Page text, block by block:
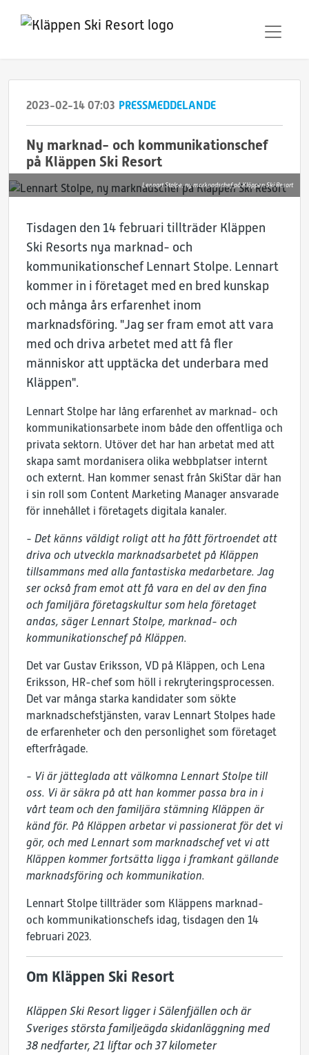
2023-02-14 07:03 PRESSMEDDELANDE
Ny marknad- och kommunikationschef
på Kläppen Ski Resort
Lennart Stolpe, ny marknadschef på Kläppen Ski Resort
Tisdagen den 14 februari tillträder Kläppen
Ski Resorts nya marknad- och
kommunikationschef Lennart Stolpe. Lennart
kommer in i företaget med en bred kunskap
och många års erfarenhet inom
marknadsföring. "Jag ser fram emot att vara
med och driva arbetet med att få fler
människor att upptäcka det underbara med
Kläppen".
Lennart Stolpe har lång erfarenhet av marknad- och
kommunikationsarbete inom både den offentliga och
privata sektorn. Utöver det har han arbetat med att
skapa samt mordanisera olika webbplatser internt
och externt. Han kommer senast från SkiStar där han
i sin roll som Content Marketing Manager ansvarade
för innehållet i företagets digitala kanaler.
- Det känns väldigt roligt att ha fått förtroendet att
driva och utveckla marknadsarbetet på Kläppen
tillsammans med alla fantastiska medarbetare. Jag
ser också fram emot att få vara en del av den fina
och familjära företagskultur som hela företaget
andas, säger Lennart Stolpe, marknad- och
kommunikationschef på Kläppen.
Det var Gustav Eriksson, VD på Kläppen, och Lena
Eriksson, HR-chef som höll i rekryteringsprocessen.
Det var många starka kandidater som sökte
marknadschefstjänsten, varav Lennart Stolpes hade
de erfarenheter och den personlighet som företaget
efterfrågade.
- Vi är jätteglada att välkomna Lennart Stolpe till
oss. Vi är säkra på att han kommer passa bra in i
vårt team och den familjära stämning Kläppen är
känd för. På Kläppen arbetar vi passionerat för det vi
gör, och med Lennart som marknadschef vet vi att
Kläppen kommer fortsätta ligga i framkant gällande
marknadsföring och kommunikation.
Lennart Stolpe tillträder som Kläppens marknad-
och kommunikationschefs idag, tisdagen den 14
februari 2023.
Om Kläppen Ski Resort
Kläppen Ski Resort ligger i Sälenfjällen och är
Sveriges största familjeägda skidanläggning med
38 nedfarter, 21 liftar och 37 kilometer